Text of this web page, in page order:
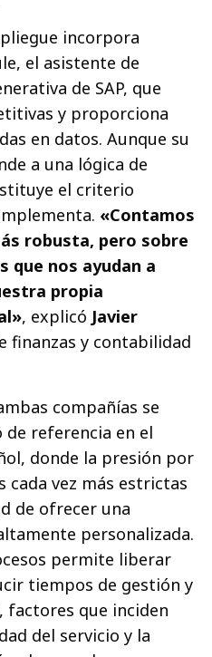
incorpora
el asistente de
de SAP, que
y proporciona
en datos. Aunque su
a una lógica de
el criterio
«Contamos
robusta, pero sobre
que nos ayudan a
propia
, explicó Javier
finanzas y contabilidad
compañías se
de referencia en el
donde la presión por
vez más estrictas
de ofrecer una
personalizada.
permite liberar
tiempos de gestión y
factores que inciden
del servicio y la